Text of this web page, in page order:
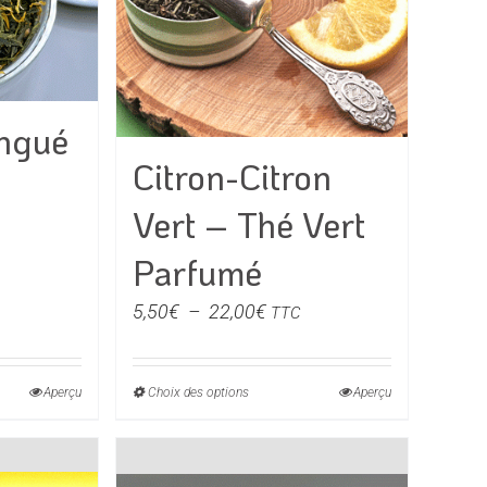
choisies
sur
la
page
du
Aperçu
Citron-Citron
Vert – Thé Vert
Parfumé
5,50€ – 22,00€Plage
prix :
TTC
Choix des optionsCe
Aperçu